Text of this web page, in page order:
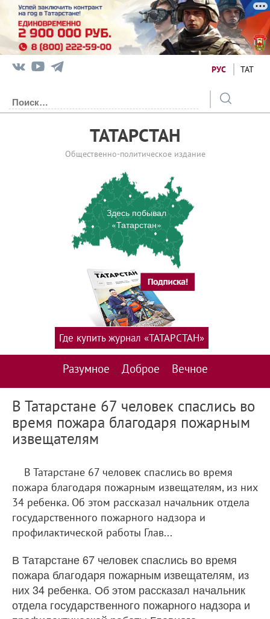
РУС ТАТ
ТАТАРСТАН
Общественно-политическое издание
Здесь побывал
«Татарстан»
Разумное Доброе Вечное
Где купить журнал «ТАТАРСТАН»
В Татарстане 67 человек спаслись во
время пожара благодаря пожарным
извещателям
В Татарстане 67 человек спаслись во время
пожара благодаря пожарным извещателям, из них
34 ребенка. Об этом рассказал начальник отдела
государственного пожарного надзора и
профилактической работы Глав...
В Татарстане 67 человек спаслись во время
пожара благодаря пожарным извещателям, из
них 34 ребенка. Об этом рассказал начальник
отдела государственного пожарного надзора и